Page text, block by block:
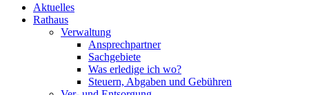
Aktuelles
Rathaus
Verwaltung
Ansprechpartner
Sachgebiete
Was erledige ich wo?
Steuern, Abgaben und Gebühren